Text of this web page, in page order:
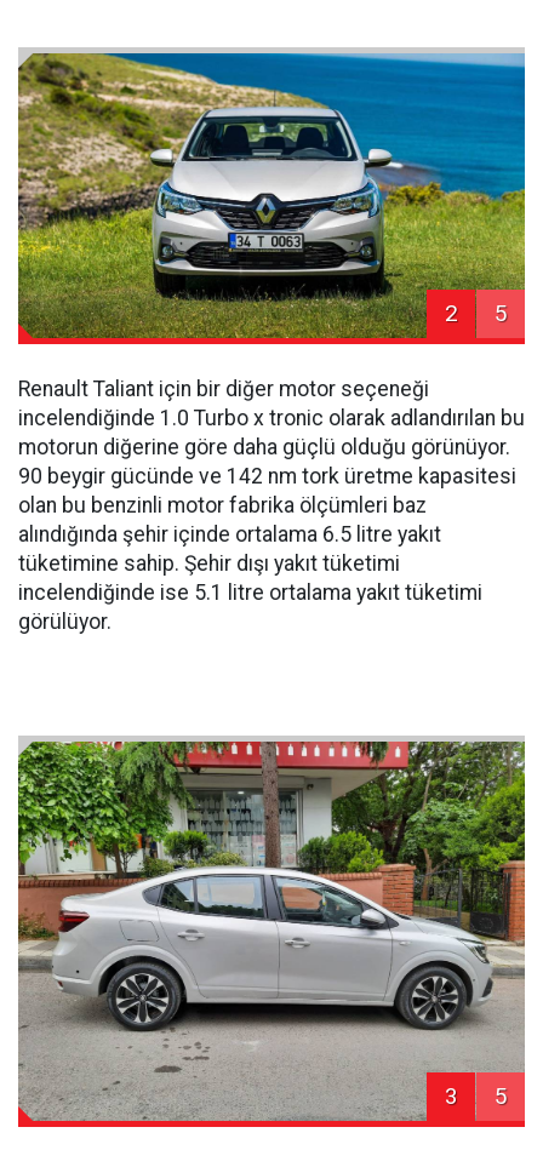
2 5
Renault Taliant için bir diğer motor seçeneği
incelendiğinde 1.0 Turbo x tronic olarak adlandırılan bu
motorun diğerine göre daha güçlü olduğu görünüyor.
90 beygir gücünde ve 142 nm tork üretme kapasitesi
olan bu benzinli motor fabrika ölçümleri baz
alındığında şehir içinde ortalama 6.5 litre yakıt
tüketimine sahip. Şehir dışı yakıt tüketimi
incelendiğinde ise 5.1 litre ortalama yakıt tüketimi
görülüyor.
3 5